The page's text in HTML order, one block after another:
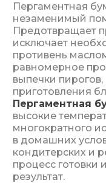
Пергаментная
незаменимый
Предотвращает
исключает
противень
равномерное
выпечки пирогов,
приготовления
Пергаментная
высокие
многократного
в домашних
кондитерских и
процесс готовки
результат.